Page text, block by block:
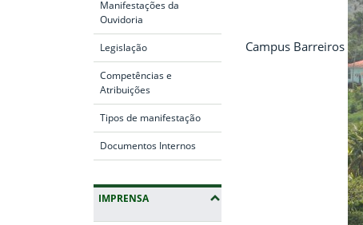
Manifestações da
Ouvidoria
Legislação
Competências e
Atribuições
Tipos de manifestação
Documentos Internos
IMPRENSA
Campus Barreiros